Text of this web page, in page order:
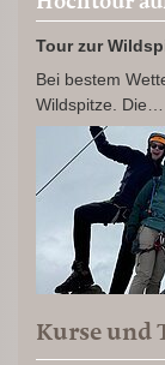
Tour zur
Bei bestem
Wildspitze. Die…
Kurse und